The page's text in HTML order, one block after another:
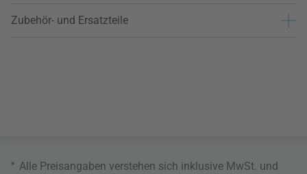
Zubehör- und Ersatzteile
* Alle Preisangaben verstehen sich inklusive MwSt. und